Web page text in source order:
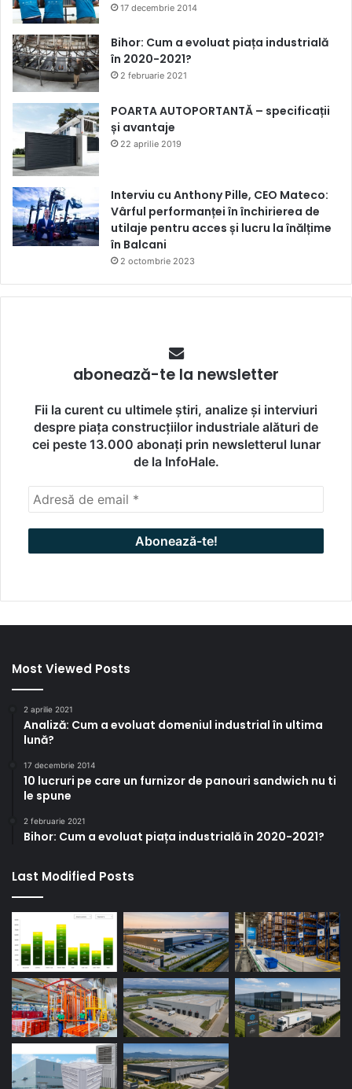
17 decembrie 2014
Bihor: Cum a evoluat piața industrială
în 2020-2021?
2 februarie 2021
POARTA AUTOPORTANTĂ – specificații
și avantaje
22 aprilie 2019
Interviu cu Anthony Pille, CEO Mateco:
Vârful performanței în închirierea de
utilaje pentru acces și lucru la înălțime
în Balcani
2 octombrie 2023
abonează-te la newsletter
Fii la curent cu ultimele știri, analize și interviuri
despre piața construcțiilor industriale alături de
cei peste 13.000 abonați prin newsletterul lunar
de la InfoHale.
Most Viewed Posts
2 aprilie 2021
Analiză: Cum a evoluat domeniul industrial în ultima
lună?
17 decembrie 2014
10 lucruri pe care un furnizor de panouri sandwich nu ti
le spune
2 februarie 2021
Bihor: Cum a evoluat piața industrială în 2020-2021?
Last Modified Posts